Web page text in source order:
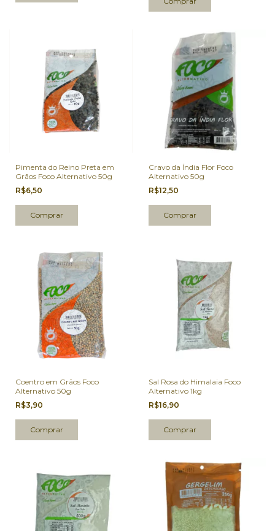
Pimenta do Reino Preta em
Grãos Foco Alternativo 50g
R$6,50
Cravo da Índia Flor Foco
Alternativo 50g
R$12,50
Coentro em Grãos Foco
Alternativo 50g
R$3,90
Sal Rosa do Himalaia Foco
Alternativo 1kg
R$16,90